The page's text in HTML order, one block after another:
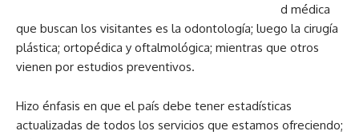
d médica
que buscan los visitantes es la odontología; luego la cirugía
plástica; ortopédica y oftalmológica; mientras que otros
vienen por estudios preventivos.
Hizo énfasis en que el país debe tener estadísticas
actualizadas de todos los servicios que estamos ofreciendo;